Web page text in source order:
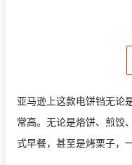
亚马逊上这款电饼铛无论
常高。无论是烙饼、煎饺
式早餐，甚至是烤栗子，